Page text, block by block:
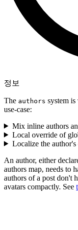
정보
The authors system
use-case:
Mix inline authors
Local override of
Localize the
An author, either
authors map, needs to
authors of a post don't
avatars compactly. See